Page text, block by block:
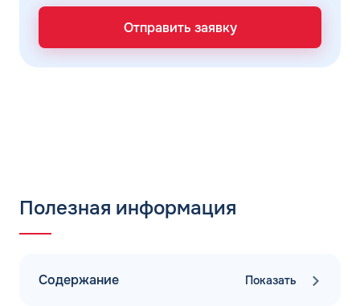
Отправить заявку
Полезная информация
Содержание Показать